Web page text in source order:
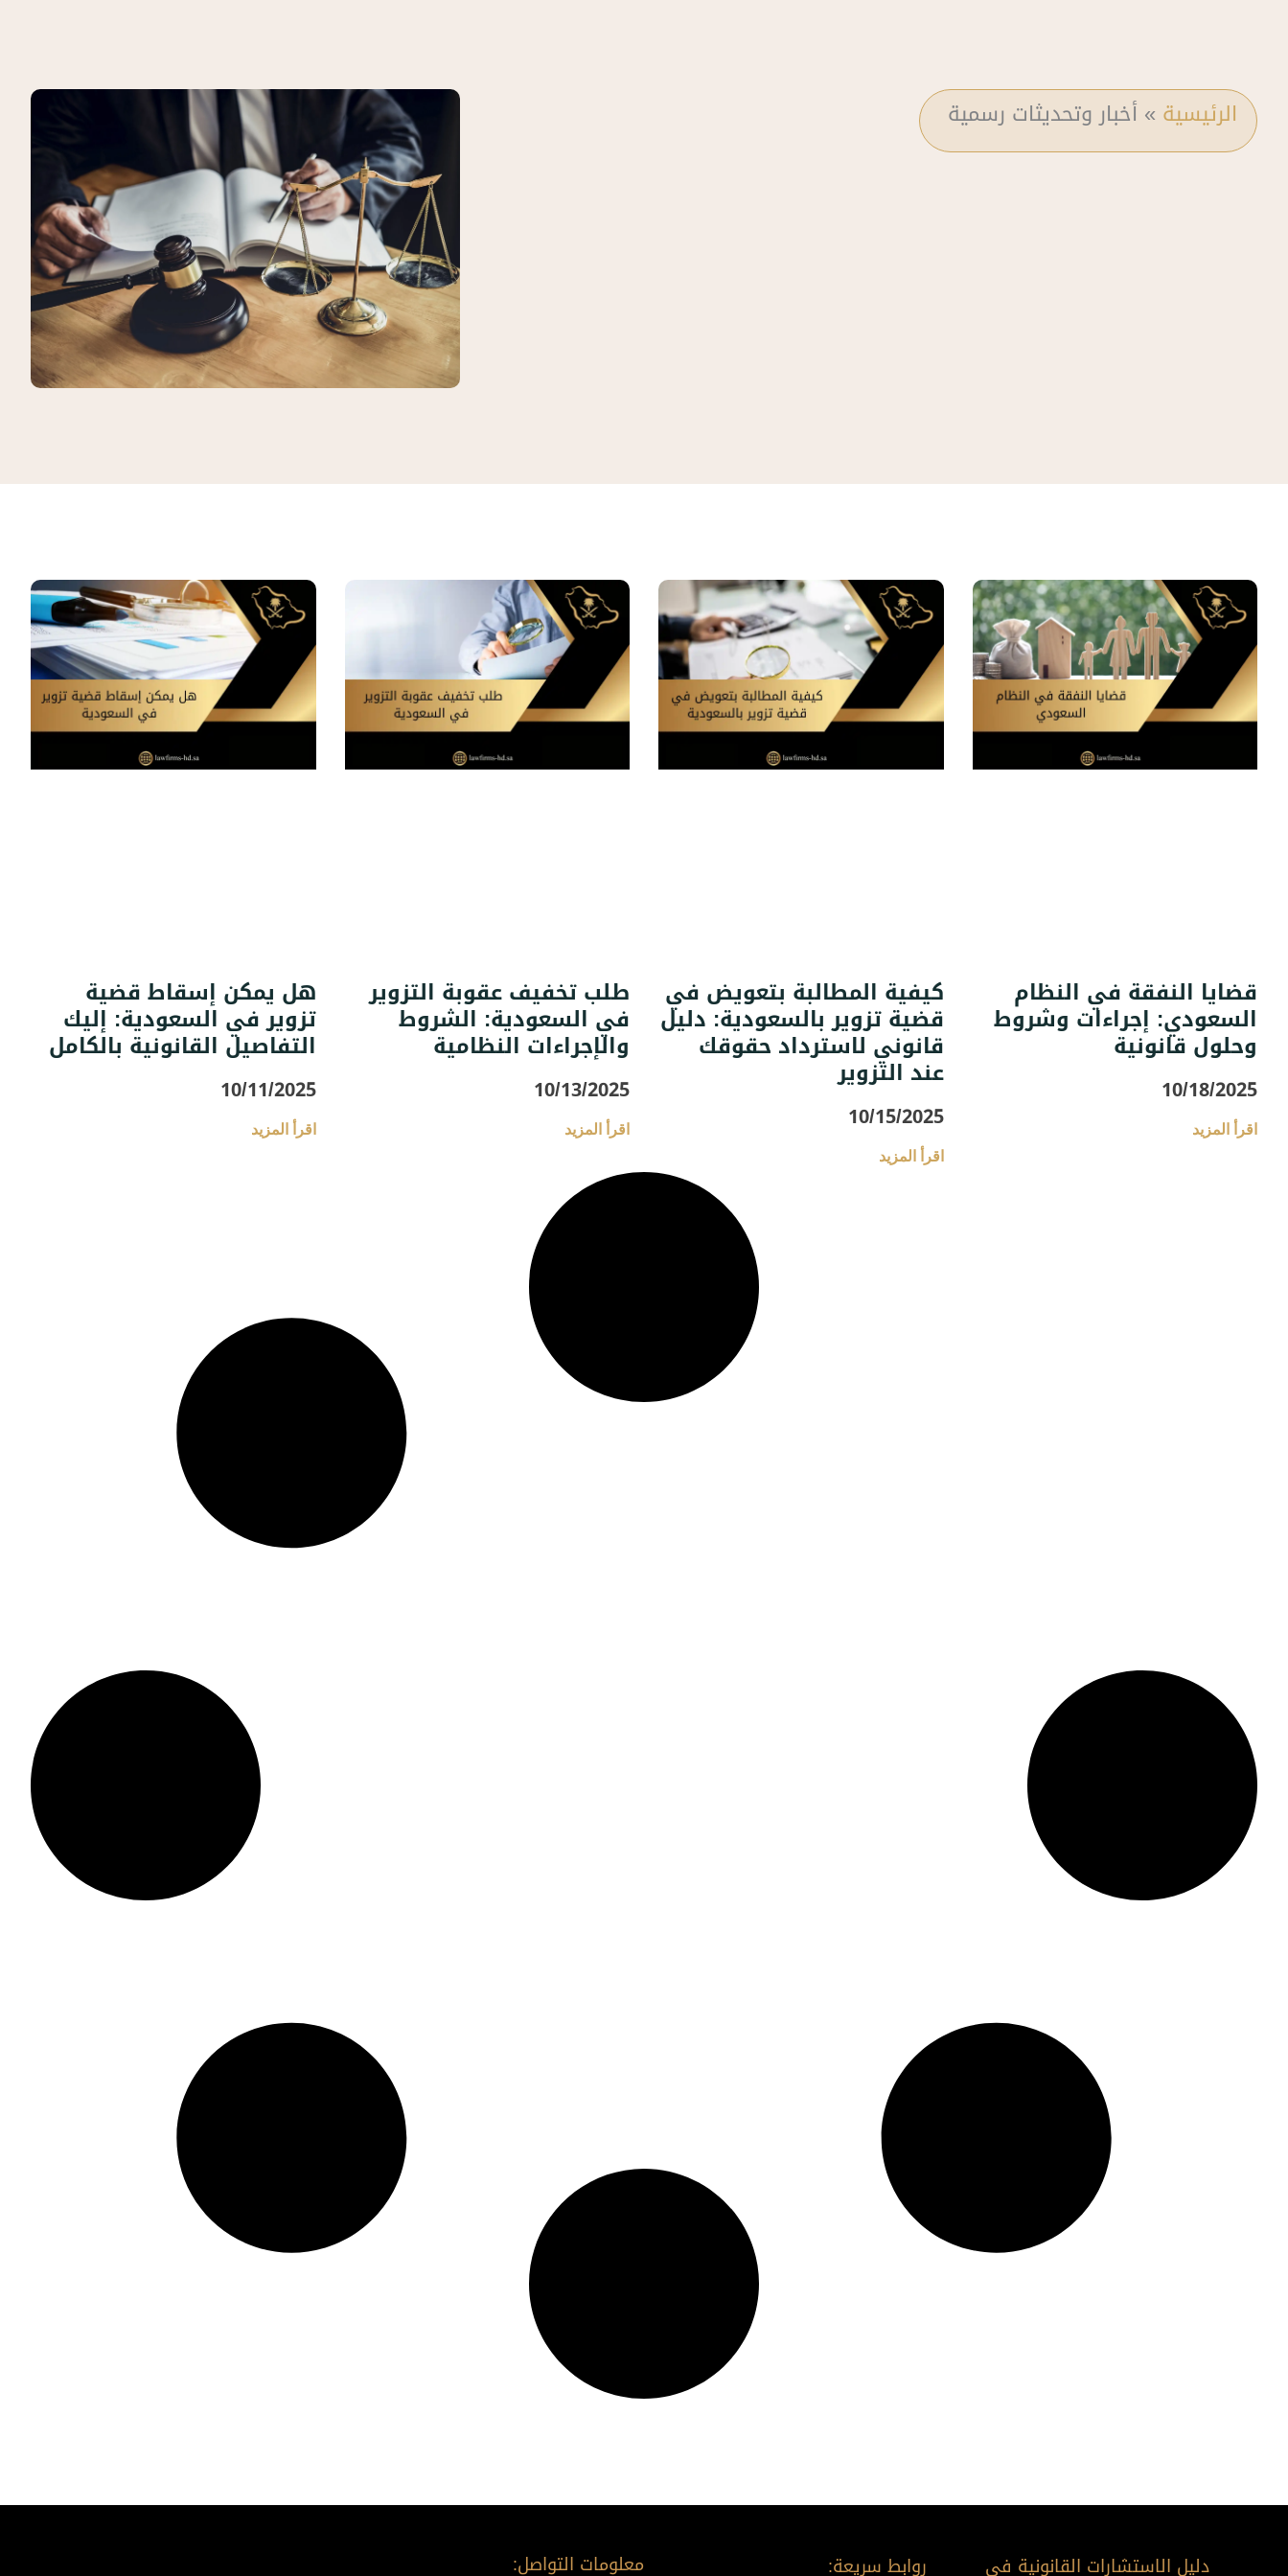
الرئيسية » أخبار وتحديثات رسمية
قضايا النفقة في النظام
السعودي: إجراءات وشروط
وحلول قانونية
10/18/2025
اقرأ المزيد
كيفية المطالبة بتعويض في
قضية تزوير بالسعودية: دليل
قانوني لاسترداد حقوقك
عند التزوير
10/15/2025
اقرأ المزيد
طلب تخفيف عقوبة التزوير
في السعودية: الشروط
والإجراءات النظامية
10/13/2025
اقرأ المزيد
هل يمكن إسقاط قضية
تزوير في السعودية: إليك
التفاصيل القانونية بالكامل
10/11/2025
اقرأ المزيد
دليل الاستشارات القانونية في روابط سريعة: معلومات التواصل: